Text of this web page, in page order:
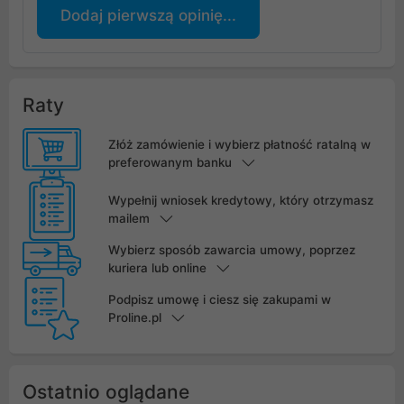
Dodaj pierwszą opinię...
Raty
Złóż zamówienie i wybierz płatność ratalną w
preferowanym banku
Wypełnij wniosek kredytowy, który otrzymasz
mailem
Wybierz sposób zawarcia umowy, poprzez
kuriera lub online
Podpisz umowę i ciesz się zakupami w
Proline.pl
Ostatnio oglądane